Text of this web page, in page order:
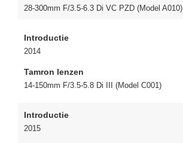
28-300mm F/3.5-6.3 Di VC PZD (Model A010)
Introductie
2014
Tamron lenzen
14-150mm F/3.5-5.8 Di III (Model C001)
Introductie
2015